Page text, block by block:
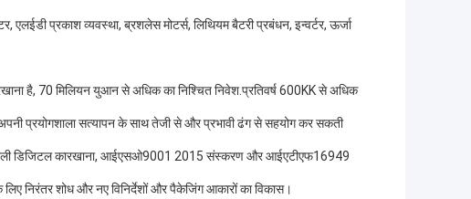
एलईडी प्रकाश व्यवस्था, ब्रशलेस मोटर्स, लिथियम बैटरी प्रबंधन, इन्वर्टर, ऊर्जा
है, 70 मिलियन युआन से अधिक का निश्चित निवेश.प्रतिवर्ष 600KK से अधिक
अपनी प्रयोगशाला सत्यापन के साथ तेजी से और प्रभावी ढंग से सहयोग कर सकती
डिजिटल कारखाना, आईएसओ9001 2015 संस्करण और आईएटीएफ16949
निरंतर शोध और नए विनिर्देशों और पैकेजिंग आकारों का विकास।